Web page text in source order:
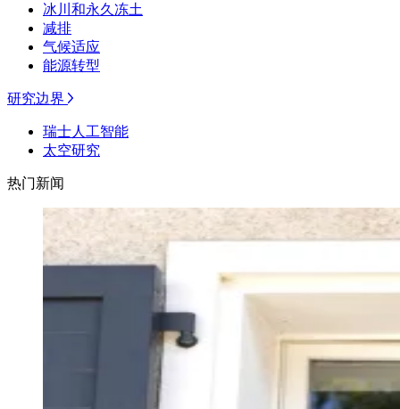
冰川和永久冻土
减排
气候适应
能源转型
研究边界
瑞士人工智能
太空研究
热门新闻